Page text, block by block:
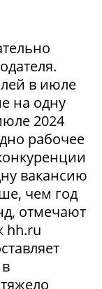
в июле
на одну
2024
рабочее
вакансию
чем год
отмечают
hh.ru